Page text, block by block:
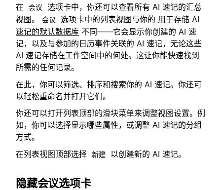
在 会议
选项卡中，你还可以查看所有 AI 速记的汇总
视图。
会议 选项卡中的列表视图与你的 用于存储 AI
速记的默认数据库 不同——它会显示你创建的 AI 速
记，以及与参加的日历事件关联的 AI 速记，无论这些
AI 速记存储在工作空间中的何处。这让你能快速找到
所需的任何记录。
在此，你可以筛选、排序和搜索你的 AI 速记。你还可
以轻松重命名并打开它们。
你还可以打开列表顶部的滑块菜单来调整视图设置。例
如，你可以选择显示哪些属性，或调整 AI 速记的分组
方式。
在列表视图顶部选择 新建 以创建新的 AI 速记。
隐藏会议选项卡